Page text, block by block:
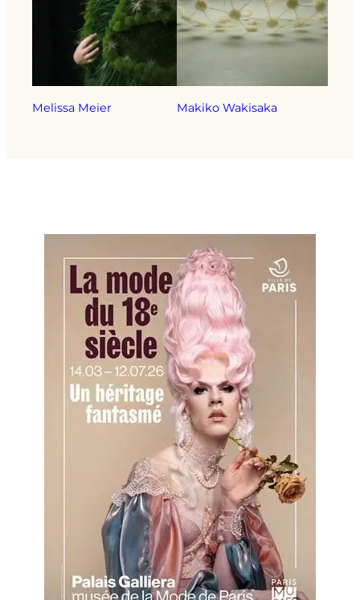
Melissa Meier Makiko Wakisaka